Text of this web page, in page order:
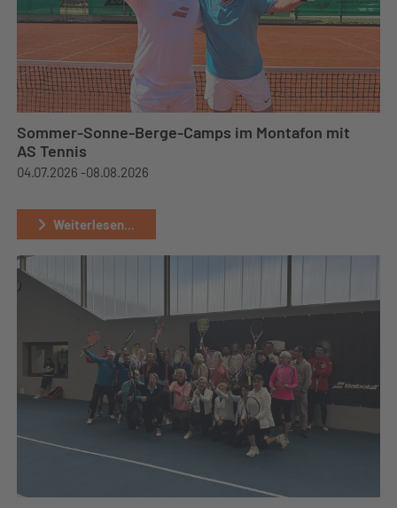
Sommer-Sonne-Berge-Camps im Montafon mit
AS Tennis
04.07.2026 -08.08.2026
Weiterlesen...